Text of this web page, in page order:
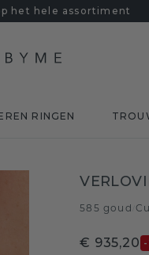
het hele assortiment
RINGEN
585 goud
€ 935,20